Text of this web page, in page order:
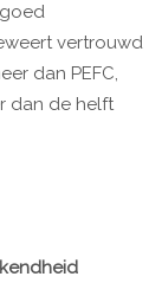
vertrouwd
dan PEFC,
dan de helft